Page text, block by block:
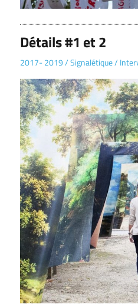
Détails #1 et 2
2017- 2019/Signalétique/